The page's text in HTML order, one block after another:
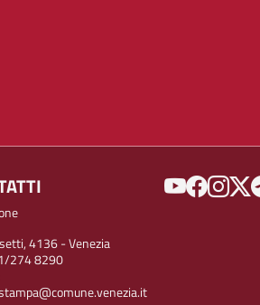
4136 - Venezia
274 8290
SOCIAL